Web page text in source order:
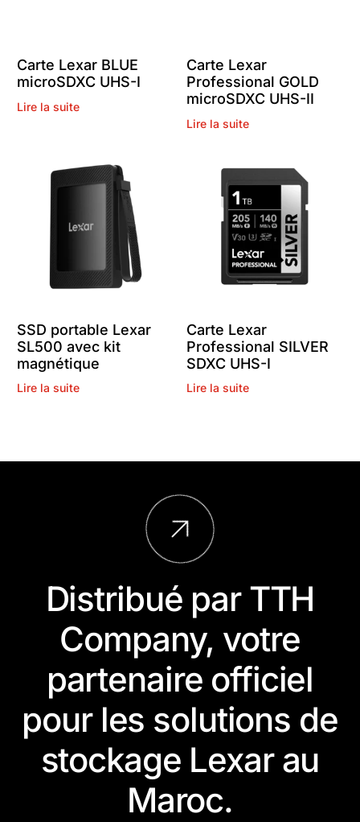
Carte Lexar BLUE
microSDXC UHS-I
Lire la suite
Carte Lexar
Professional GOLD
microSDXC UHS-II
Lire la suite
SSD portable Lexar
SL500 avec kit
magnétique
Lire la suite
Carte Lexar
Professional SILVER
SDXC UHS-I
Lire la suite
Distribué par TTH
Company, votre
partenaire officiel
pour les solutions de
stockage Lexar au
Maroc.